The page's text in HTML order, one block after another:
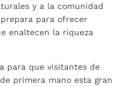
y a la comunidad
para ofrecer
enaltecen la riqueza
para que visitantes de
primera mano esta gran